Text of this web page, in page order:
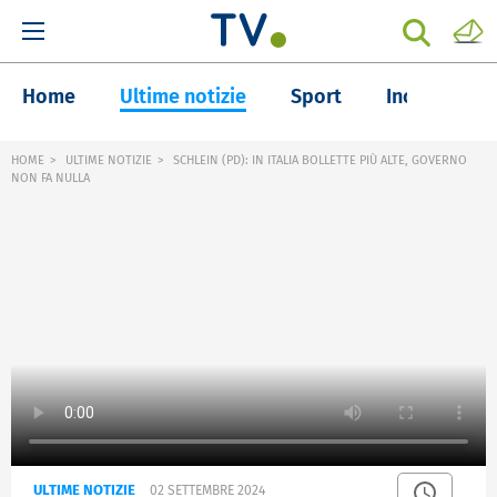
Home Ultime notizie Sport Inchieste
HOME ULTIME NOTIZIE
SCHLEIN (PD): IN ITALIA BOLLETTE PIÙ ALTE, GOVERNO
NON FA NULLA
ULTIME NOTIZIE 02 SETTEMBRE 2024